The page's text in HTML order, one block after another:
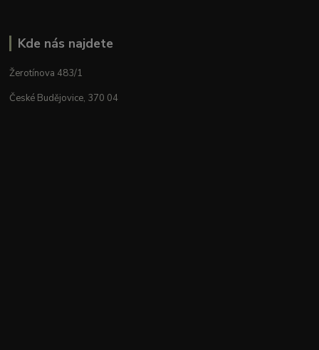
Kde nás najdete
Žerotínova 483/1
České Budějovice, 370 04